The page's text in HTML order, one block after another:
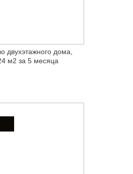
двухэтажного дома,
м2 за 5 месяца